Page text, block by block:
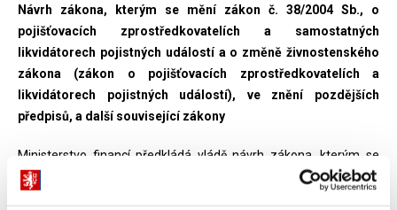
Návrh zákona, kterým se mění zákon č. 38/2004 Sb., o
pojišťovacích zprostředkovatelích a samostatných
likvidátorech pojistných událostí a o změně živnostenského
zákona (zákon o pojišťovacích zprostředkovatelích a
likvidátorech pojistných událostí), ve znění pozdějších
předpisů, a další související zákony
Ministerstvo financí předkládá vládě návrh zákona, kterým se
mění zákon č. 38/2004 Sb., o pojišťovacích zprostředkovatelích a